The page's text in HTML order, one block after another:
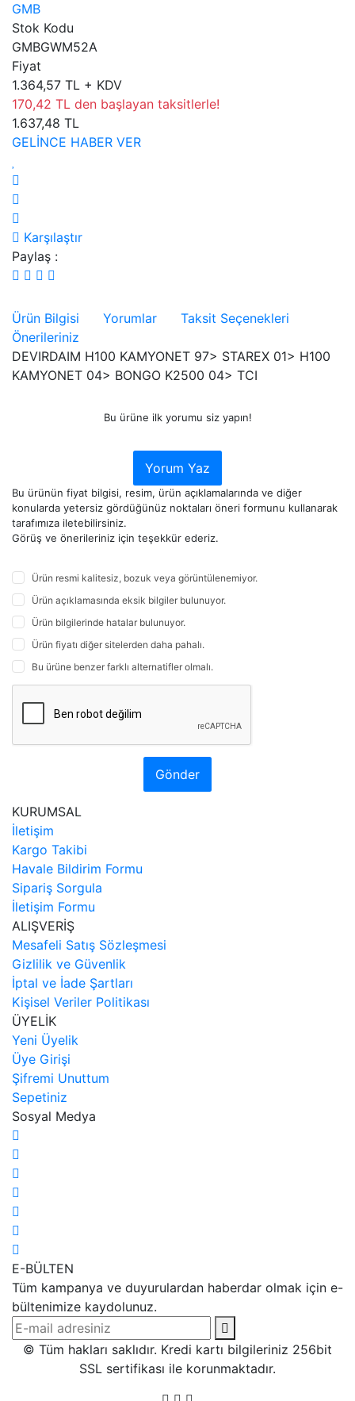
GMB
Stok Kodu
GMBGWM52A
Fiyat
1.364,57 TL + KDV
170,42 TL den başlayan taksitlerle!
1.637,48 TL
GELİNCE HABER VER
Karşılaştır
Paylaş :
Ürün Bilgisi Yorumlar
Taksit Seçenekleri
Önerileriniz
DEVIRDAIM H100 KAMYONET 97> STAREX 01> H100
KAMYONET 04> BONGO K2500 04> TCI
Bu ürüne ilk yorumu siz yapın!
Yorum Yaz
Bu ürünün fiyat bilgisi, resim, ürün açıklamalarında ve diğer
konularda yetersiz gördüğünüz noktaları öneri formunu kullanarak
tarafımıza iletebilirsiniz.
Görüş ve önerileriniz için teşekkür ederiz.
Ürün resmi kalitesiz, bozuk veya görüntülenemiyor.
Ürün açıklamasında eksik bilgiler bulunuyor.
Ürün bilgilerinde hatalar bulunuyor.
Ürün fiyatı diğer sitelerden daha pahalı.
Bu ürüne benzer farklı alternatifler olmalı.
Gönder
KURUMSAL
İletişim
Kargo Takibi
Havale Bildirim Formu
Sipariş Sorgula
İletişim Formu
ALIŞVERİŞ
Mesafeli Satış Sözleşmesi
Gizlilik ve Güvenlik
İptal ve İade Şartları
Kişisel Veriler Politikası
ÜYELİK
Yeni Üyelik
Üye Girişi
Şifremi Unuttum
Sepetiniz
Sosyal Medya
E-BÜLTEN
Tüm kampanya ve duyurulardan haberdar olmak için e-
bültenimize kaydolunuz.
© Tüm hakları saklıdır. Kredi kartı bilgileriniz 256bit
SSL sertifikası ile korunmaktadır.